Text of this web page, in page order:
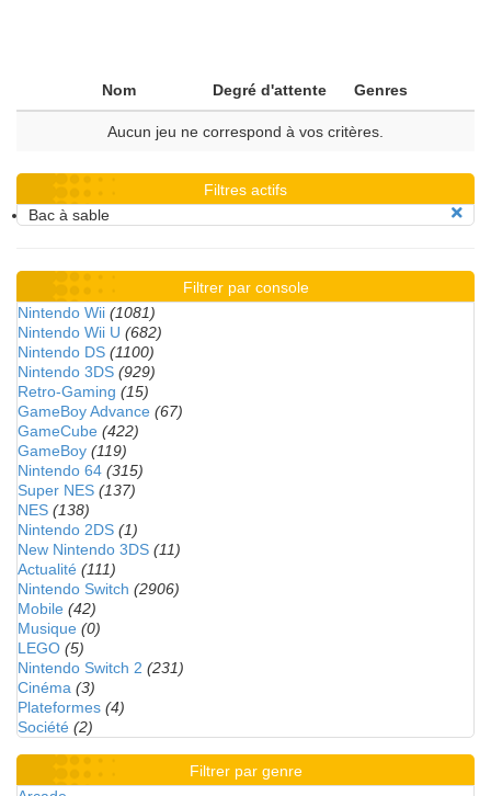
Nom Degré d'attente Genres
Aucun jeu ne correspond à vos critères.
Filtres actifs
Bac à sable
Filtrer par console
Nintendo Wii (1081)
Nintendo Wii U (682)
Nintendo DS (1100)
Nintendo 3DS (929)
Retro-Gaming (15)
GameBoy Advance (67)
GameCube (422)
GameBoy (119)
Nintendo 64 (315)
Super NES (137)
NES (138)
Nintendo 2DS (1)
New Nintendo 3DS (11)
Actualité (111)
Nintendo Switch (2906)
Mobile (42)
Musique (0)
LEGO (5)
Nintendo Switch 2 (231)
Cinéma (3)
Plateformes (4)
Société (2)
Filtrer par genre